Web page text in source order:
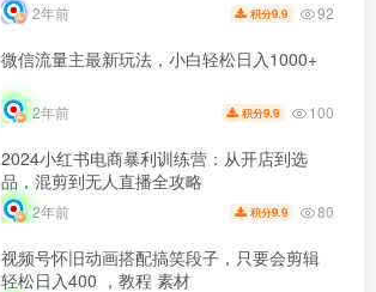
2年前 积分9.9 92
微信流量主最新玩法，小白轻松日入1000+
2年前 积分9.9 100
2024小红书电商暴利训练营：从开店到选
品，混剪到无人直播全攻略
2年前 积分9.9 80
视频号怀旧动画搭配搞笑段子，只要会剪辑
轻松日入400 ，教程 素材